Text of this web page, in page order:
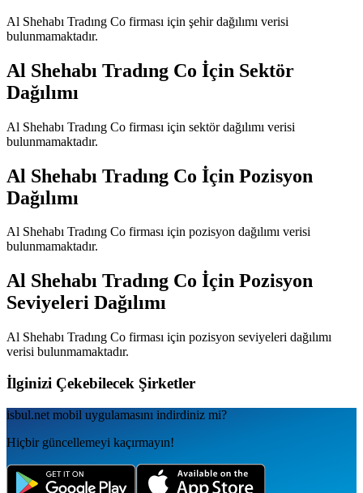
Al Shehabı Tradıng Co firması için şehir dağılımı verisi
bulunmamaktadır.
Al Shehabı Tradıng Co İçin Sektör
Dağılımı
Al Shehabı Tradıng Co firması için sektör dağılımı verisi
bulunmamaktadır.
Al Shehabı Tradıng Co İçin Pozisyon
Dağılımı
Al Shehabı Tradıng Co firması için pozisyon dağılımı verisi
bulunmamaktadır.
Al Shehabı Tradıng Co İçin Pozisyon
Seviyeleri Dağılımı
Al Shehabı Tradıng Co firması için pozisyon seviyeleri dağılımı
verisi bulunmamaktadır.
İlginizi Çekebilecek Şirketler
isbul.net mobil uygulamаsını indirdiniz mi?
Hiçbir güncellemeyi kaçırmayın!